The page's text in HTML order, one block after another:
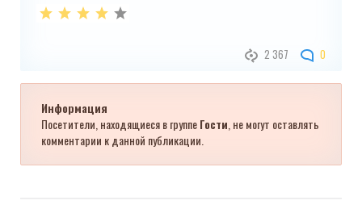
2 367 0
Информация
Посетители, находящиеся в группеГости, не могут оставлять
комментарии к данной публикации.